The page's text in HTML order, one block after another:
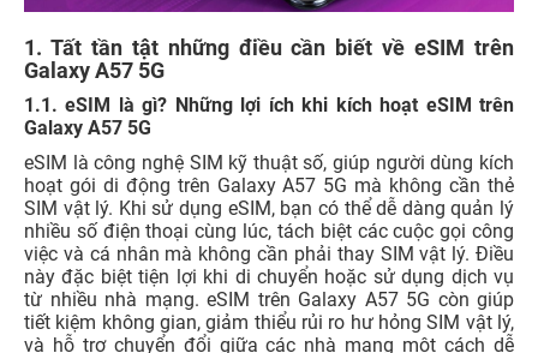
1. Tất tần tật những điều cần biết về eSIM trên
Galaxy A57 5G
1.1. eSIM là gì? Những lợi ích khi kích hoạt eSIM trên
Galaxy A57 5G
eSIM là công nghệ SIM kỹ thuật số, giúp người dùng kích
hoạt gói di động trên Galaxy A57 5G mà không cần thẻ
SIM vật lý. Khi sử dụng eSIM, bạn có thể dễ dàng quản lý
nhiều số điện thoại cùng lúc, tách biệt các cuộc gọi công
việc và cá nhân mà không cần phải thay SIM vật lý. Điều
này đặc biệt tiện lợi khi di chuyển hoặc sử dụng dịch vụ
từ nhiều nhà mạng. eSIM trên Galaxy A57 5G còn giúp
tiết kiệm không gian, giảm thiểu rủi ro hư hỏng SIM vật lý,
và hỗ trợ chuyển đổi giữa các nhà mạng một cách dễ